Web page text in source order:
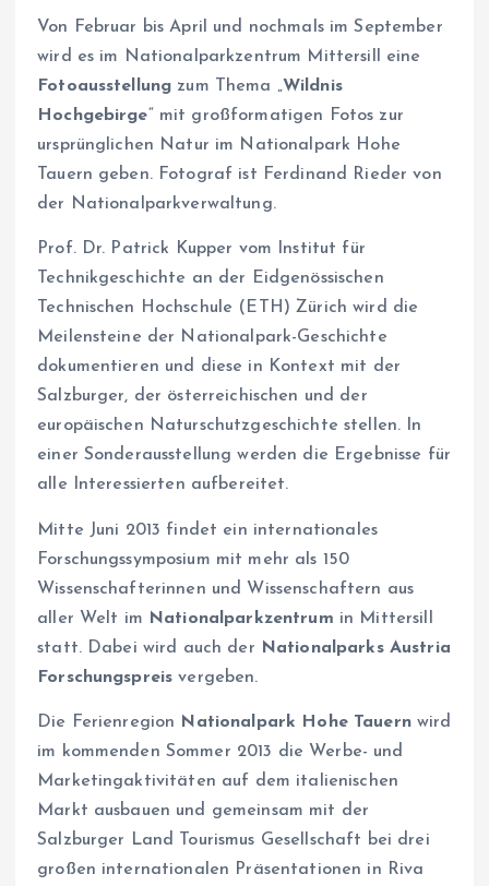
Von Februar bis April und nochmals im September
wird es im Nationalparkzentrum Mittersill eine
Fotoausstellung zum Thema „Wildnis
Hochgebirge“ mit großformatigen Fotos zur
ursprünglichen Natur im Nationalpark Hohe
Tauern geben. Fotograf ist Ferdinand Rieder von
der Nationalparkverwaltung.
Prof. Dr. Patrick Kupper vom Institut für
Technikgeschichte an der Eidgenössischen
Technischen Hochschule (ETH) Zürich wird die
Meilensteine der Nationalpark-Geschichte
dokumentieren und diese in Kontext mit der
Salzburger, der österreichischen und der
europäischen Naturschutzgeschichte stellen. In
einer Sonderausstellung werden die Ergebnisse für
alle Interessierten aufbereitet.
Mitte Juni 2013 findet ein internationales
Forschungssymposium mit mehr als 150
Wissenschafterinnen und Wissenschaftern aus
aller Welt im Nationalparkzentrum in Mittersill
statt. Dabei wird auch der Nationalparks Austria
Forschungspreis vergeben.
Die Ferienregion Nationalpark Hohe Tauernwird
im kommenden Sommer 2013 die Werbe- und
Marketingaktivitäten auf dem italienischen
Markt ausbauen und gemeinsam mit der
Salzburger Land Tourismus Gesellschaft bei drei
großen internationalen Präsentationen in Riva